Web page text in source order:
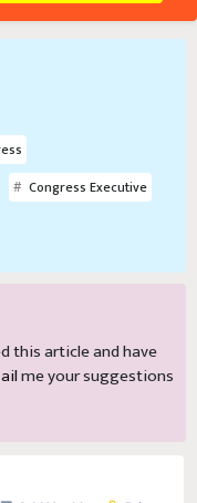
Congress Executive
this article and have
me your suggestions